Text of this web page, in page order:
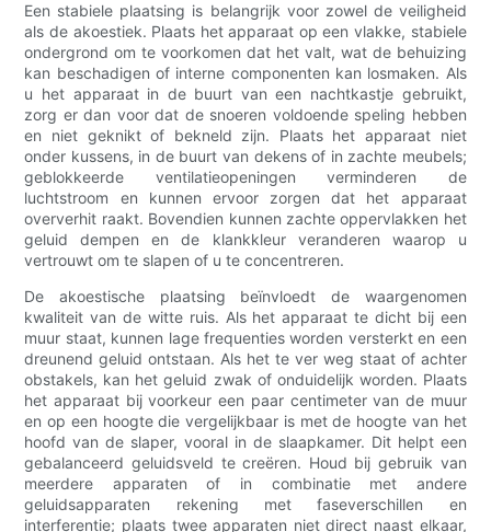
Een stabiele plaatsing is belangrijk voor zowel de veiligheid
als de akoestiek. Plaats het apparaat op een vlakke, stabiele
ondergrond om te voorkomen dat het valt, wat de behuizing
kan beschadigen of interne componenten kan losmaken. Als
u het apparaat in de buurt van een nachtkastje gebruikt,
zorg er dan voor dat de snoeren voldoende speling hebben
en niet geknikt of bekneld zijn. Plaats het apparaat niet
onder kussens, in de buurt van dekens of in zachte meubels;
geblokkeerde ventilatieopeningen verminderen de
luchtstroom en kunnen ervoor zorgen dat het apparaat
oververhit raakt. Bovendien kunnen zachte oppervlakken het
geluid dempen en de klankkleur veranderen waarop u
vertrouwt om te slapen of u te concentreren.
De akoestische plaatsing beïnvloedt de waargenomen
kwaliteit van de witte ruis. Als het apparaat te dicht bij een
muur staat, kunnen lage frequenties worden versterkt en een
dreunend geluid ontstaan. Als het te ver weg staat of achter
obstakels, kan het geluid zwak of onduidelijk worden. Plaats
het apparaat bij voorkeur een paar centimeter van de muur
en op een hoogte die vergelijkbaar is met de hoogte van het
hoofd van de slaper, vooral in de slaapkamer. Dit helpt een
gebalanceerd geluidsveld te creëren. Houd bij gebruik van
meerdere apparaten of in combinatie met andere
geluidsapparaten rekening met faseverschillen en
interferentie; plaats twee apparaten niet direct naast elkaar,